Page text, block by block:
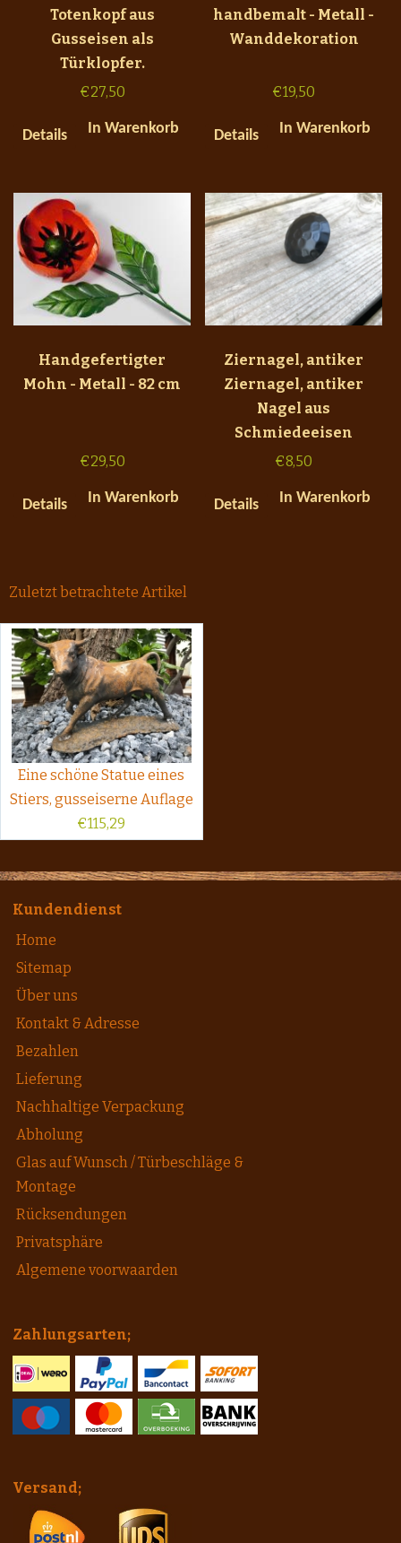
Totenkopf aus
Gusseisen als
Türklopfer.
€27,50
Details In Warenkorb
handbemalt - Metall -
Wanddekoration
€19,50
Details In Warenkorb
Handgefertigter
Mohn - Metall - 82 cm
€29,50
Details In Warenkorb
Ziernagel, antiker
Ziernagel, antiker
Nagel aus
Schmiedeeisen
€8,50
Details In Warenkorb
Zuletzt betrachtete Artikel
Eine schöne Statue eines
Stiers, gusseiserne Auflage
€115,29
Kundendienst
Home
Sitemap
Über uns
Kontakt & Adresse
Bezahlen
Lieferung
Nachhaltige Verpackung
Abholung
Glas auf Wunsch / Türbeschläge &
Montage
Rücksendungen
Privatsphäre
Algemene voorwaarden
Zahlungsarten;
Versand;